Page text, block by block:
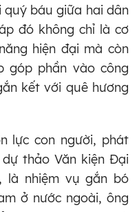
quý báu giữa hai dân
đó không chỉ là cơ
hiện đại mà còn
góp phần vào công
kết với quê hương
lực con người, phát
thảo Văn kiện Đại
là nhiệm vụ gắn bó
ở nước ngoài, ông